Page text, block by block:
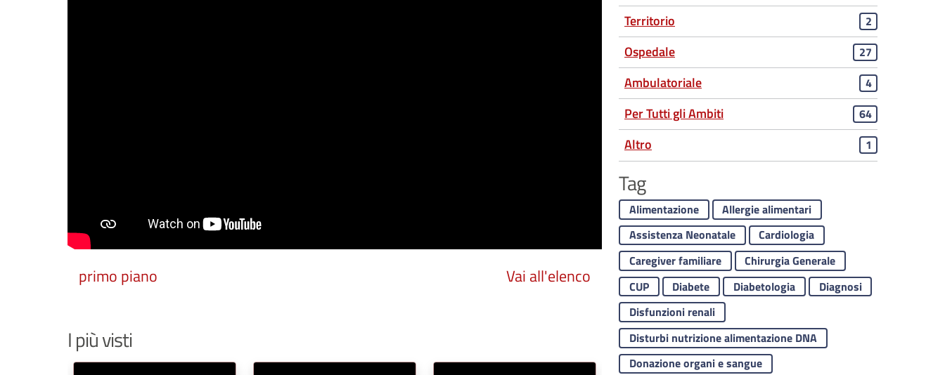
primo piano Vai all'elenco
I più visti
Territorio 2
Ospedale 27
Ambulatoriale 4
Per Tutti gli Ambiti 64
Altro 1
Tag
Alimentazione
Allergie alimentari
Assistenza Neonatale
Cardiologia
Caregiver familiare
Chirurgia Generale
CUP
Diabete Diabetologia
Diagnosi
Disfunzioni renali
Disturbi nutrizione alimentazione DNA
Donazione organi e sangue